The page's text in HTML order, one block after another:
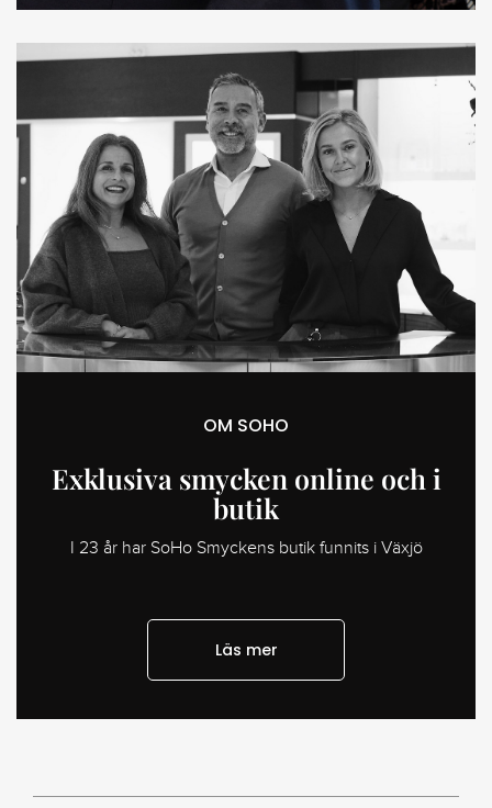
OM SOHO
Exklusiva smycken online och i
butik
I 23 år har SoHo Smyckens butik funnits i Växjö
Läs mer